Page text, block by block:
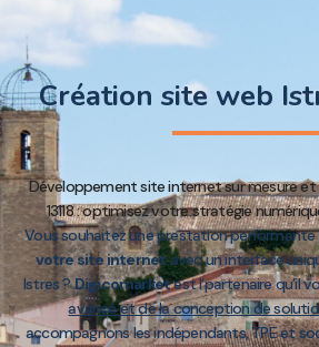
Création site web
Développement site internet sur mesure et
13118 : optimisez votre stratégie
Vous souhaitez une prestation
votre site internetavec un interface
Istres ?Digicomarketest l’partenaire qu’il
avancé et de la conception de
accompagnons les indépendants, TPE et